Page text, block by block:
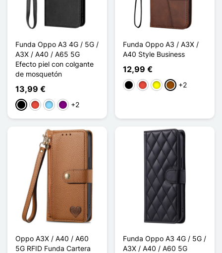
Funda Oppo A3 4G / 5G /
A3X / A40 / A65 5G
Efecto piel con colgante
de mosquetón
13,99 €
NegroRojoAzul claro
Púrpura
+2
Funda Oppo A3 / A3X /
A40 Style Business
12,99 €
NegroRojoAmarilloMarrón
+2
Oppo A3X / A40 / A60
5G RFID Funda Cartera
Funda Oppo A3 4G / 5G /
A3X / A40 / A60 5G